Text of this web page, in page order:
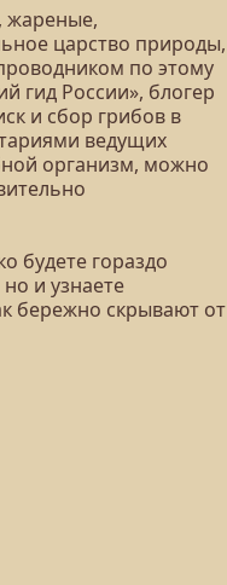
жареные,
царство природы,
по этому
гид России», блогер
и сбор грибов в
ведущих
организм, можно
будете гораздо
и узнаете
бережно скрывают от